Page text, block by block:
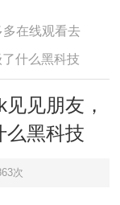
在线观看去
什么黑科技
见朋友，
么黑科技
次